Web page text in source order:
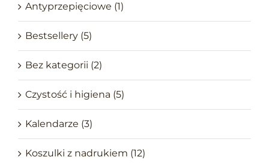
Antyprzepięciowe (1)
Bestsellery (5)
Bez kategorii (2)
Czystość i higiena (5)
Kalendarze (3)
Koszulki z nadrukiem (12)